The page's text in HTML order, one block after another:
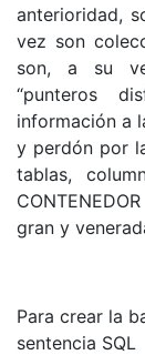
anterioridad,
vez son
son, a su
“punteros
información a
y perdón por
tablas,
gran y
Para crear la
sentencia SQL